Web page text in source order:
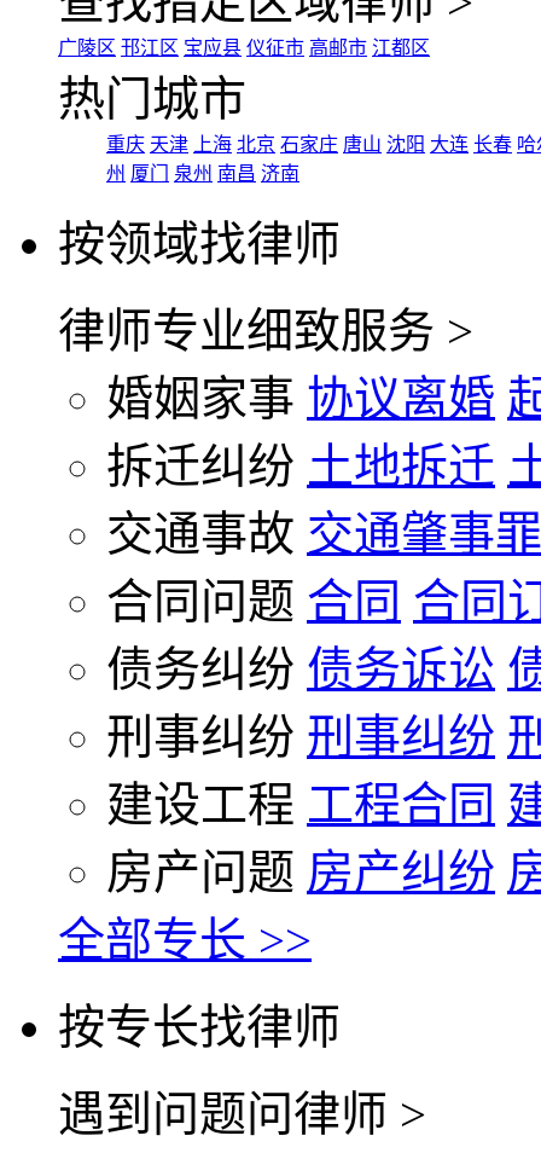
广陵区 邗江区 宝应县 仪征市 高邮市 江都区
热门城市
重庆 天津 上海 北京 石家庄 唐山 沈阳 大连 长春 哈
州 厦门 泉州 南昌 济南
按领域找律师
律师专业细致服务 >
婚姻家事 协议离婚
拆迁纠纷 土地拆迁
交通事故 交通肇事
合同问题 合同 合同
债务纠纷 债务诉讼
刑事纠纷 刑事纠纷
建设工程 工程合同
房产问题 房产纠纷
全部专长 >>
按专长找律师
遇到问题问律师 >